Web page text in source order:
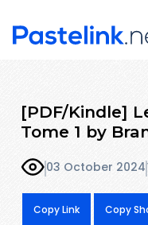
[PDF/Kindle]
Tome 1 by
03 October 2024
Copy Link Copy